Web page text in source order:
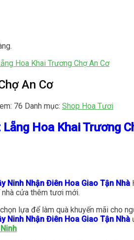
Hoa Khai Trương Chợ An Cơ
An Cơ
76 Danh mục: Shop Hoa Tươi
Hoa Khai Trương
Ninh Nhận Điên Hoa Giao Tận Nhà
cửa thêm tươi mới.
lựa để làm quà khuyến mãi cho
Ninh Nhận Điên Hoa Giao Tận Nhà